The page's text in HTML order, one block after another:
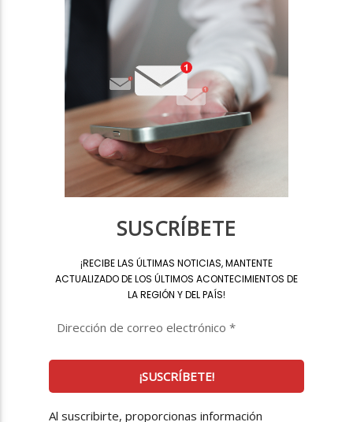
SUSCRÍBETE
¡RECIBE LAS ÚLTIMAS NOTICIAS, MANTENTE
ACTUALIZADO DE LOS ÚLTIMOS ACONTECIMIENTOS DE
LA REGIÓN Y DEL PAÍS!
Al suscribirte, proporcionas información